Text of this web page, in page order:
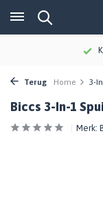
Terug Home 3-
Biccs 3-In-1
Merk: